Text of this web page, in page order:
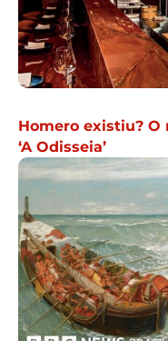
Homero existiu?
‘A Odisseia’